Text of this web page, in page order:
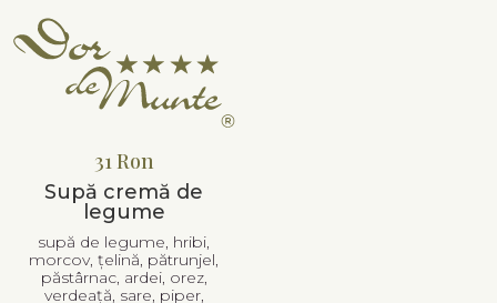
31 Ron
Supă cremă de
legume
supă de legume, hribi,
morcov, țelină, pătrunjel,
păstârnac, ardei, orez,
verdeață, sare, piper,